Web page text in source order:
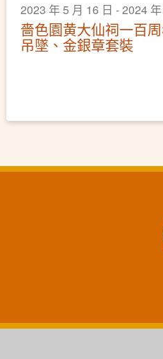
2023 年 5 月 16 日 - 2024
嗇色園黄大仙祠一百
吊墜、金銀章套裝